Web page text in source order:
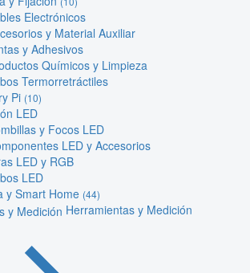
Electrónicos
y Material Auxiliar
y Adhesivos
Químicos y Limpieza
Termorretráctiles
Pi (10)
LED
y Focos LED
LED y Accesorios
LED y RGB
LED
y Smart Home (44)
Herramientas y Medición